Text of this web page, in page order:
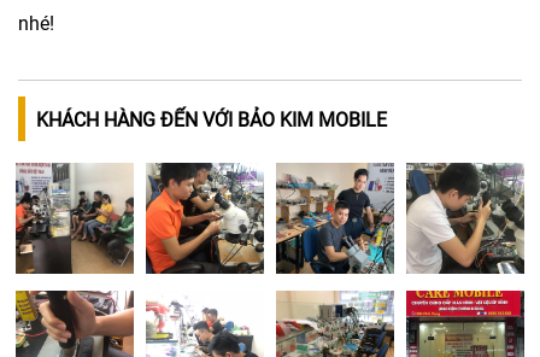
nhé!
KHÁCH HÀNG ĐẾN VỚI BẢO KIM MOBILE